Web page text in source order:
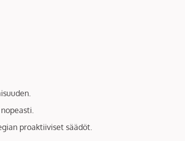
proaktiiviset säädöt.